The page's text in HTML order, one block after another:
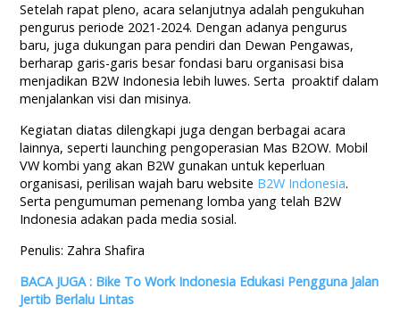
Setelah rapat pleno, acara selanjutnya adalah pengukuhan
pengurus periode 2021-2024. Dengan adanya pengurus
baru, juga dukungan para pendiri dan Dewan Pengawas,
berharap garis-garis besar fondasi baru organisasi bisa
menjadikan B2W Indonesia lebih luwes. Serta proaktif dalam
menjalankan visi dan misinya.
Kegiatan diatas dilengkapi juga dengan berbagai acara
lainnya, seperti launching pengoperasian Mas B2OW. Mobil
VW kombi yang akan B2W gunakan untuk keperluan
organisasi, perilisan wajah baru website B2W Indonesia.
Serta pengumuman pemenang lomba yang telah B2W
Indonesia adakan pada media sosial.
Penulis: Zahra Shafira
BACA JUGA : Bike To Work Indonesia Edukasi Pengguna Jalan
Jertib Berlalu Lintas